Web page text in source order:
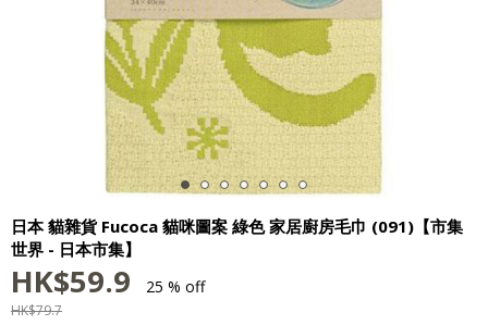
日本 貓雜貨 Fucoca 貓咪圖案 綠色 家居廚房毛巾 (091)【市集
世界 - 日本市集】
HK$59.9 25 % off
HK$79.7